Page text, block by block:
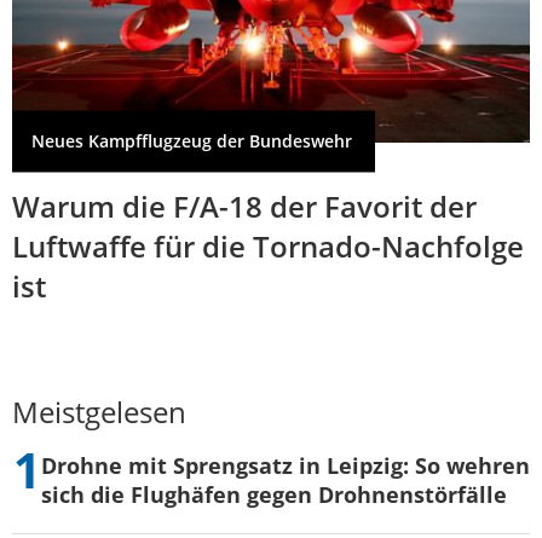
Neues Kampfflugzeug der Bundeswehr
Warum die F/A-18 der Favorit der
Luftwaffe für die Tornado-Nachfolge
ist
Meistgelesen
Drohne mit Sprengsatz in Leipzig: So wehren
sich die Flughäfen gegen Drohnenstörfälle